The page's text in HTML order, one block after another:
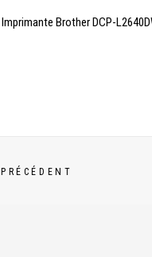
LIRE LA SUITE
Imprimante Brother DCP-
PRÉCÉDENT